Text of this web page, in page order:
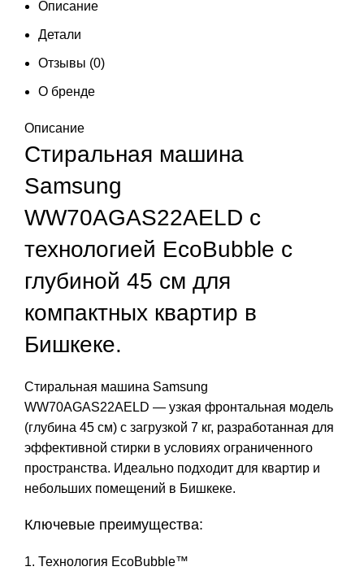
Описание
Детали
Отзывы (0)
О бренде
Описание
Стиральная машина
Samsung
WW70AGAS22AELD с
технологией EcoBubble с
глубиной 45 см для
компактных квартир в
Бишкеке.
Стиральная машина Samsung
WW70AGAS22AELD — узкая фронтальная модель
(глубина 45 см) с загрузкой 7 кг, разработанная для
эффективной стирки в условиях ограниченного
пространства. Идеально подходит для квартир и
небольших помещений в Бишкеке.
Ключевые преимущества:
Технология EcoBubble™